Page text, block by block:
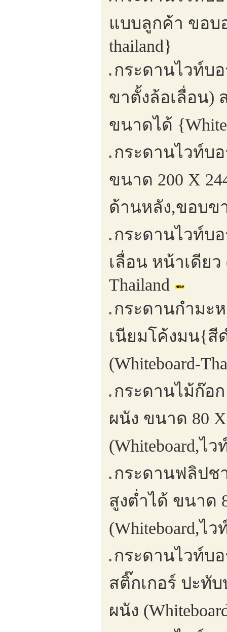
แบบลูกค้า ขอบ
thailand}
กระดานไวท์บ
ขาตั้งล้อเลื่อน)
ขนาดได้
กระดานไวท์บ
ขนาด 200 X
ด้านหลัง,ขอบขา
กระดานไวท์บ
เลื่อน หน้าเดีย
Thailand
กระดานกำมะ
เนียมโค้งมน{สี
(Whiteboard-
กระดานไม้ก๊อ
ผนัง ขนาด 80
(Whiteboard,ไ
กระดานฟลิปช
สูงต่ำได้ ขนาด
(Whiteboard,ไ
กระดานไวท์บ
สติ๊กเกอร์ ปะทั
ผนัง